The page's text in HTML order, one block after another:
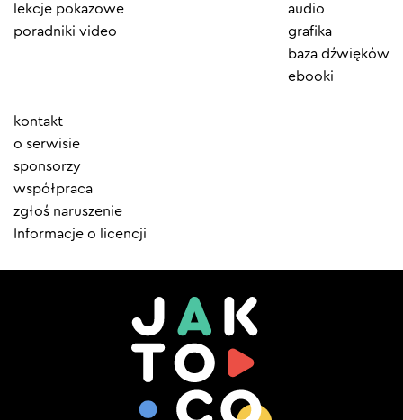
lekcje pokazowe
poradniki video
audio
grafika
baza dźwięków
ebooki
Element
menu
kontakt
o serwisie
sponsorzy
współpraca
zgłoś naruszenie
Informacje o licencji